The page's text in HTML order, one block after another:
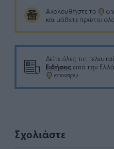
Ακολουθήστε το
και μάθετε πρώτοι
Δείτε όλες τις
Ειδήσεις από την
Σχολιάστε